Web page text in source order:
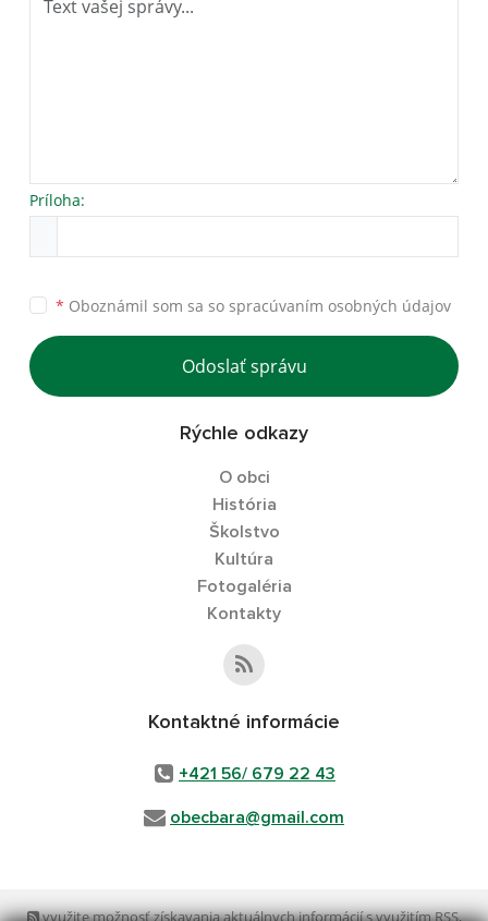
Príloha:
* Oboznámil som sa so spracúvaním osobných údajov
Odoslať správu
Rýchle odkazy
O obci
História
Školstvo
Kultúra
Fotogaléria
Kontakty
Kontaktné informácie
+421 56/ 679 22 43
obecbara@gmail.com
využite možnosť získavania aktuálnych informácií s využitím RSS,